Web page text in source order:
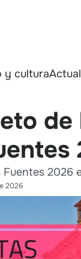
y cultura
de
2026
2026